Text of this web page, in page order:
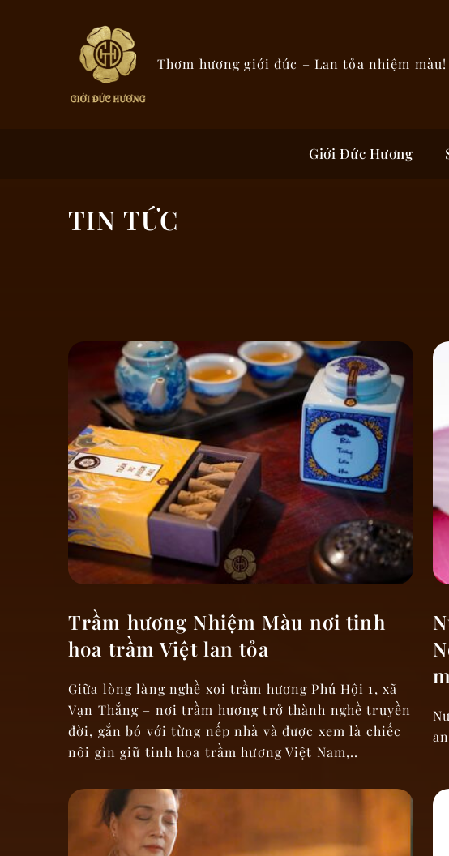
Thơm hương giới đức – Lan tỏa nhiệm màu!
Giới Đức Hương
TIN TỨC
Trầm hương Nhiệm Màu nơi tinh
hoa trầm Việt lan tỏa
Giữa lòng làng nghề xoi trầm hương Phú Hội 1, xã
Vạn Thắng – nơi trầm hương trở thành nghề truyền
đời, gắn bó với từng nếp nhà và được xem là chiếc
nôi gìn giữ tinh hoa trầm hương Việt Nam,..